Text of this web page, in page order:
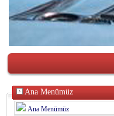
Ana Menümüz
Ana Menümüz